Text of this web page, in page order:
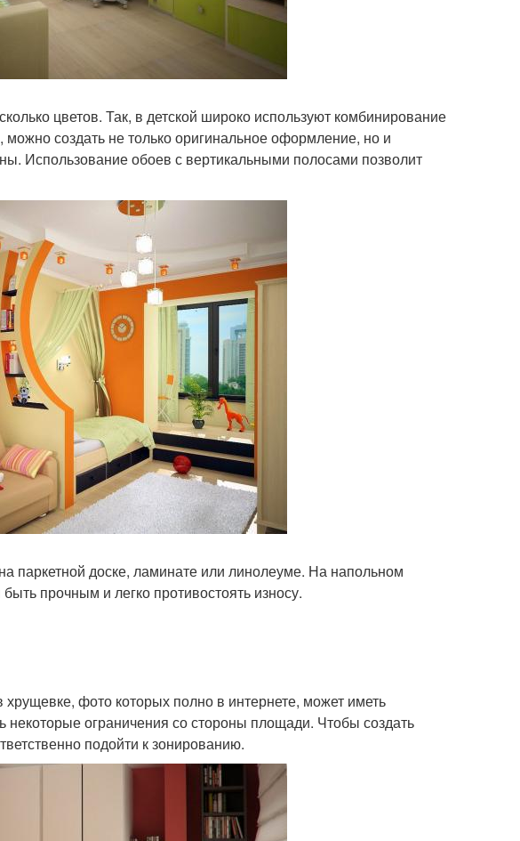
цветов. Так, в детской широко используют комбинирование
создать не только оригинальное оформление, но и
Использование обоев с вертикальными полосами позволит
паркетной доске, ламинате или линолеуме. На напольном
прочным и легко противостоять износу.
фото которых полно в интернете, может иметь
ограничения со стороны площади. Чтобы создать
подойти к зонированию.